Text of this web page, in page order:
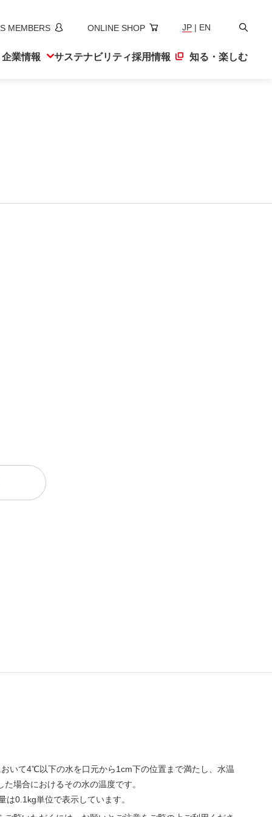
MEMBERS ONLINE SHOP JP | EN
検
企業情報 サステナビリティ採用情報 知る・楽しむ
いて4℃以下の水を口元から1cm下の位置まで満たし、水温
場合におけるその水の温度です。
は0.1kg単位で表示しています。